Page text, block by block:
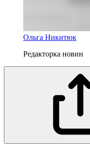
Ольга Никитюк
Редакторка новин